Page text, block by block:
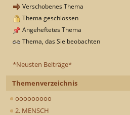
*Neusten Beiträge*
Themenverzeichnis
ooooooooo
2. MENSCH
Verschobenes Thema
Thema geschlossen
Angeheftetes Thema
Thema, das Sie beobachten